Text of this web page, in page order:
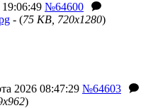
№64600
- (75 KB, 720x1280)
2026 08:47:29 №64603
)